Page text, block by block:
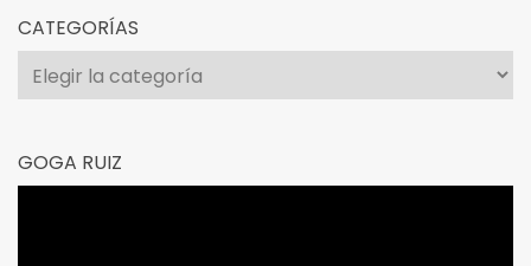
CATEGORÍAS
Categorías
GOGA RUIZ